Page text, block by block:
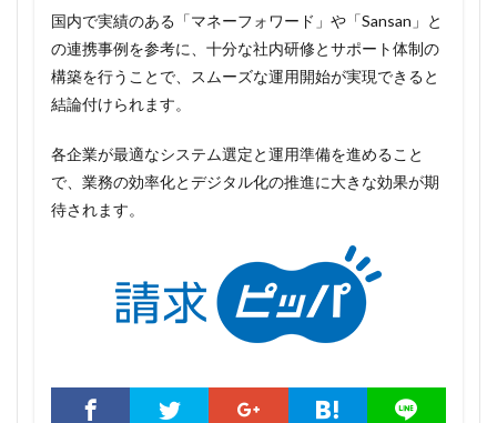
国内で実績のある「マネーフォワード」や「Sansan」と
の連携事例を参考に、十分な社内研修とサポート体制の
構築を行うことで、スムーズな運用開始が実現できると
結論付けられます。
各企業が最適なシステム選定と運用準備を進めること
で、業務の効率化とデジタル化の推進に大きな効果が期
待されます。